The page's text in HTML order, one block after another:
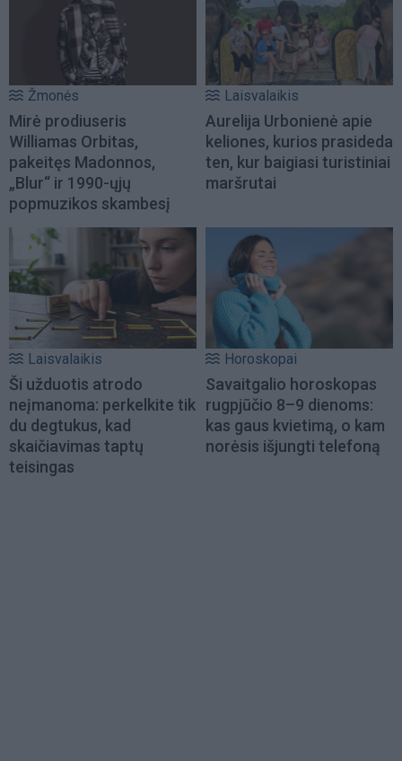
Žmonės
Mirė prodiuseris
Williamas Orbitas,
pakeitęs Madonnos,
„Blur“ ir 1990-ųjų
popmuzikos skambesį
Laisvalaikis
Aurelija Urbonienė apie
keliones, kurios prasideda
ten, kur baigiasi turistiniai
maršrutai
Laisvalaikis
Ši užduotis atrodo
neįmanoma: perkelkite tik
du degtukus, kad
skaičiavimas taptų
teisingas
Horoskopai
Savaitgalio horoskopas
rugpjūčio 8–9 dienoms:
kas gaus kvietimą, o kam
norėsis išjungti telefoną